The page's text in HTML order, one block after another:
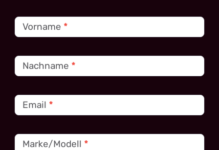
Kontakt
Vorname *
Nachname *
Email *
Marke/Modell *